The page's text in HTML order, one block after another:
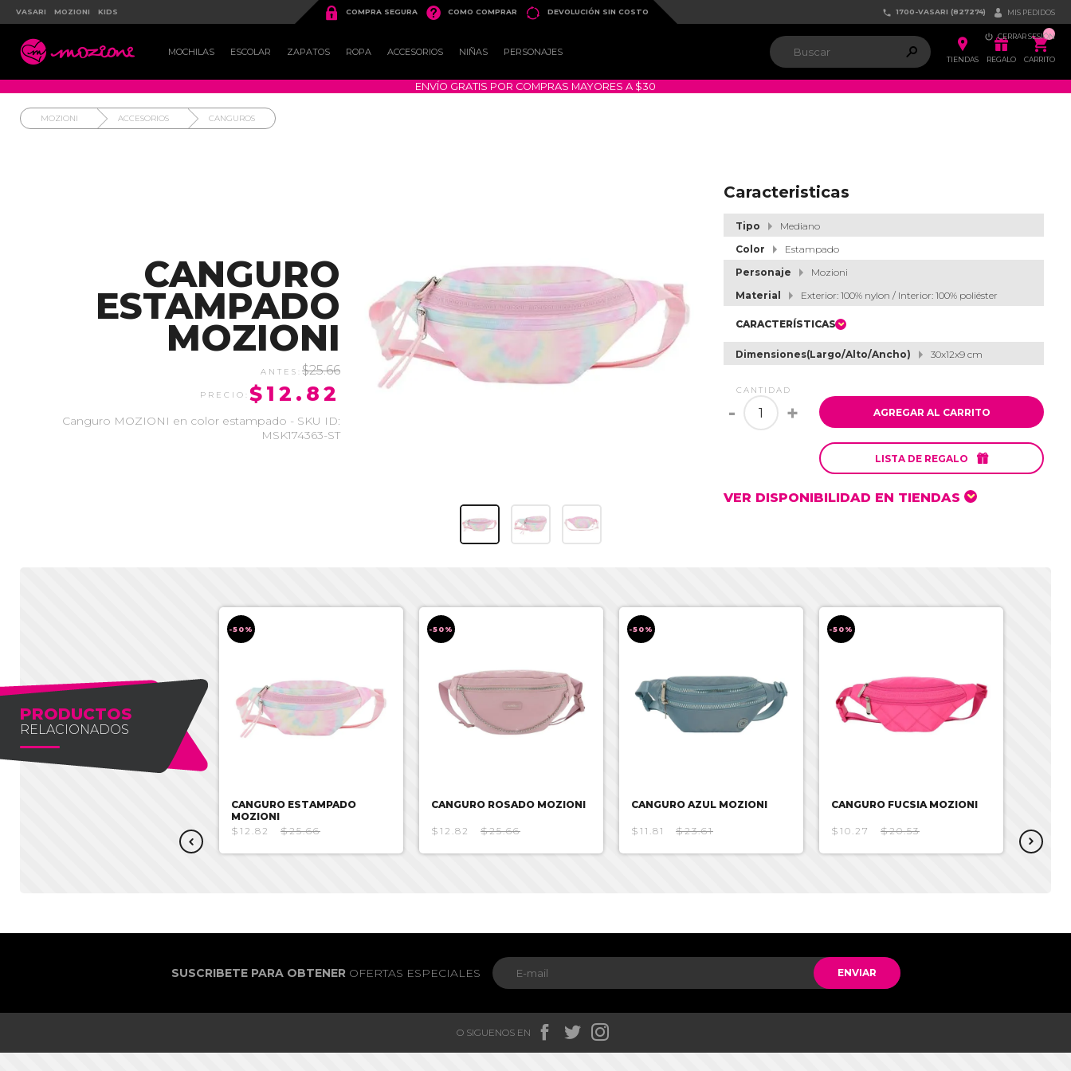
VASARI MOZIONI KIDS  COMPRA SEGURA  COMO COMPRAR  DEVOLUCIÓN SIN COSTO  1700-VASARI (827274)  MIS PEDIDOS
 CERRAR SESIÓN
 MOCHILAS ESCOLAR ZAPATOS ROPA ACCESORIOS NIÑAS PERSONAJES  
TIENDAS

REGALO
ຐ
CARRITO
ENVÍO GRATIS POR COMPRAS MAYORES A $30
MOZIONI ACCESORIOS CANGUROS
CANGURO
ESTAMPADO
MOZIONI
$25.66
$12.82
Canguro MOZIONI en color estampado - SKU ID:
MSK174363-ST
Caracteristicas
Tipo
Mediano
Color
Estampado
Personaje
Mozioni
Material
Exterior: 100% nylon / Interior: 100% poliéster
CARACTERÍSTICAS
Dimensiones(Largo/Alto/Ancho) 30x12x9 cm
CANTIDAD
- + AGREGAR AL CARRITO
LISTA DE REGALO 
VER DISPONIBILIDAD EN TIENDAS
PRODUCTOS
RELACIONADOS
-50%
CANGURO ESTAMPADO
MOZIONI
$12.82
$25.66
-50%
CANGURO ROSADO MOZIONI
$12.82 $25.66
-50%
CANGURO AZUL MOZIONI
$11.81 $23.61
-50%
CANGURO FUCSIA MOZIONI
$10.27 $20.53 $11.81
SUSCRIBETE PARA OBTENEROFERTAS ESPECIALES ENVIAR
O SIGUENOS EN   